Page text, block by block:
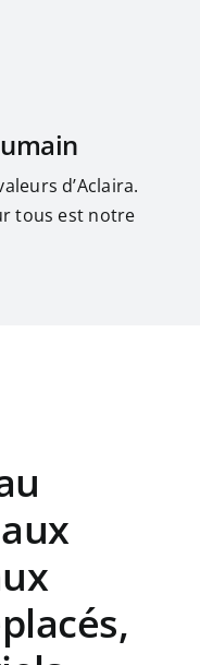
d’Aclaira.
tous est notre